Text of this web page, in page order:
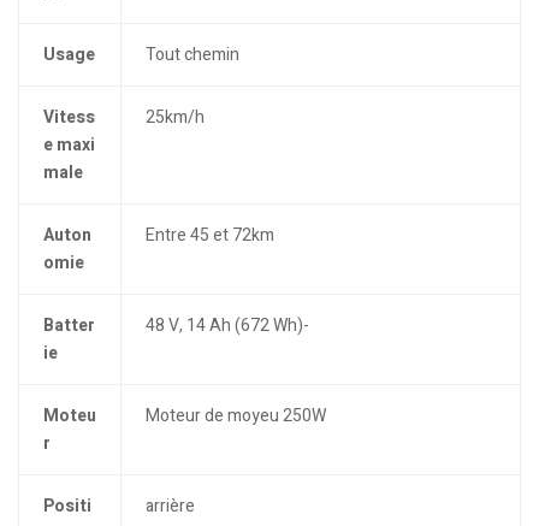
Usage Tout chemin
Vitess
e maxi
male
25km/h
Auton
omie
Entre 45 et 72km
Batter
ie
48 V, 14 Ah (672 Wh)-
Moteu
r
Moteur de moyeu 250W
Positi
arrière